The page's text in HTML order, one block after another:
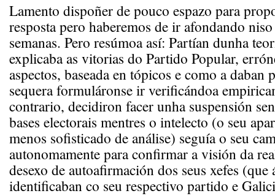
Lamento dispoñer de pouco espazo para
resposta pero haberemos de ir afondando
semanas. Pero resúmoa así: Partían dunha
explicaba as vitorias do Partido Popular,
aspectos, baseada en tópicos e como a daban
sequera formuláronse ir verificándoa
contrario, decidiron facer unha suspensión
bases electorais mentres o intelecto (o seu
menos sofisticado de análise) seguía o seu
autonomamente para confirmar a visión da
desexo de autoafirmación dos seus xefes (que
identificaban co seu respectivo partido e